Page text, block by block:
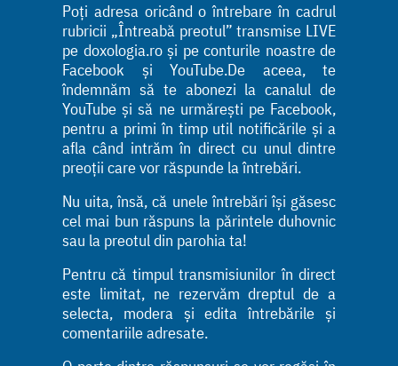
Poți adresa oricând o întrebare în cadrul
rubricii „Întreabă preotul” transmise LIVE
pe doxologia.ro și pe conturile noastre de
Facebook și YouTube.De aceea, te
îndemnăm să te abonezi la canalul de
YouTube și să ne urmărești pe Facebook,
pentru a primi în timp util notificările și a
afla când intrăm în direct cu unul dintre
preoții care vor răspunde la întrebări.
Nu uita, însă, că unele întrebări își găsesc
cel mai bun răspuns la părintele duhovnic
sau la preotul din parohia ta!
Pentru că timpul transmisiunilor în direct
este limitat, ne rezervăm dreptul de a
selecta, modera și edita întrebările și
comentariile adresate.